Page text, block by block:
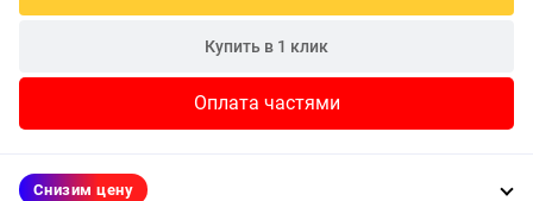
Купить в 1 клик
Оплата частями
Снизим цену